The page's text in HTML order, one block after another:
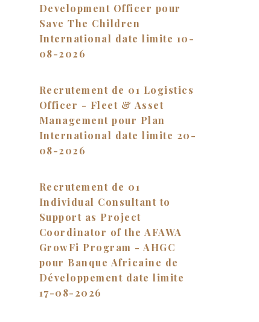
Development Officer pour
Save The Children
International date limite 10-
08-2026
Recrutement de 01 Logistics
Officer - Fleet & Asset
Management pour Plan
International date limite 20-
08-2026
Recrutement de 01
Individual Consultant to
Support as Project
Coordinator of the AFAWA
GrowFi Program - AHGC
pour Banque Africaine de
Développement date limite
17-08-2026